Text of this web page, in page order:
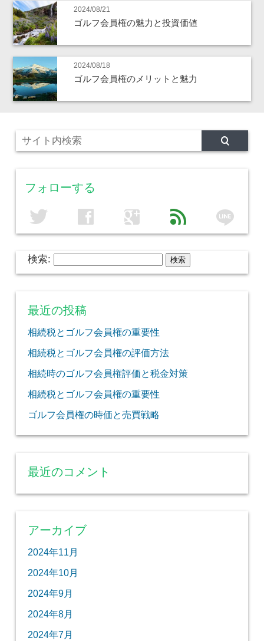
2024/08/21
ゴルフ会員権の魅力と投資価値
2024/08/18
ゴルフ会員権のメリットと魅力
フォローする
twitter facebook google feed line
検索:
最近の投稿
相続税とゴルフ会員権の重要性
相続税とゴルフ会員権の評価方法
相続時のゴルフ会員権評価と税金対策
相続税とゴルフ会員権の重要性
ゴルフ会員権の時価と売買戦略
最近のコメント
アーカイブ
2024年11月
2024年10月
2024年9月
2024年8月
2024年7月